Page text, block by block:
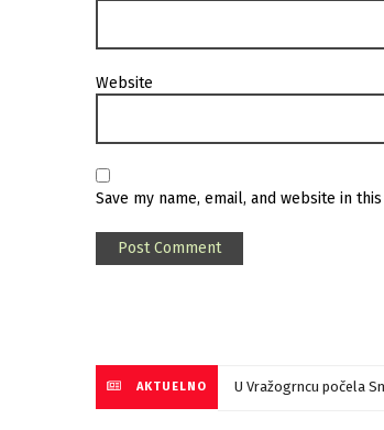
Website
Save my name, email, and website in
AKTUELNO U Vražogrncu počela